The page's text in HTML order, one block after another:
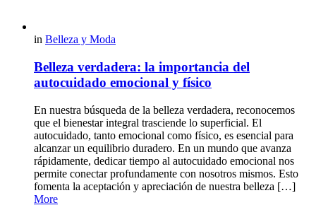
in Belleza y Moda
Belleza verdadera: la importancia del
autocuidado emocional y físico
En nuestra búsqueda de la belleza verdadera, reconocemos
que el bienestar integral trasciende lo superficial. El
autocuidado, tanto emocional como físico, es esencial para
alcanzar un equilibrio duradero. En un mundo que avanza
rápidamente, dedicar tiempo al autocuidado emocional nos
permite conectar profundamente con nosotros mismos. Esto
fomenta la aceptación y apreciación de nuestra belleza […]
More